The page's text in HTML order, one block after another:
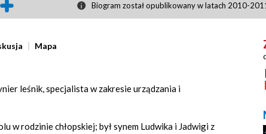
Biogram został opublikowany w latach 2010-
Mapa
leśnik, specjalista w zakresie urządzania i
w rodzinie chłopskiej; był synem Ludwika i Jadwigi z